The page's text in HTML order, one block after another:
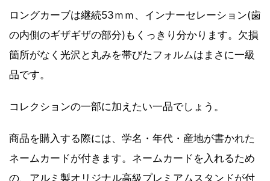
ロングカーブは継続53ｍｍ、インナーセレーション(歯
の内側のギザギザの部分)もくっきり分かります。欠損
箇所がなく光沢と丸みを帯びたフォルムはまさに一級
品です。
コレクションの一部に加えたい一品でしょう。
商品を購入する際には、学名・年代・産地が書かれた
ネームカードが付きます。ネームカードを入れるため
の、アルミ製オリジナル高級プレミアムスタンドが付